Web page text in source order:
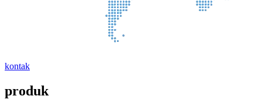
kontak
produk